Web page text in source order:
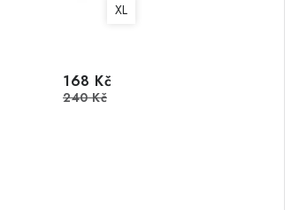
XL
168 Kč
240 Kč